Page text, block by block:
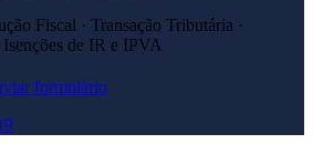
Fiscal · Transação Tributária ·
de IR e IPVA
formulário